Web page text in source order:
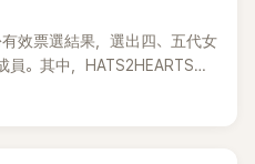
效票選結果，選出四、五代女
。其中，HATS2HEARTS成
性社群中的高人氣。